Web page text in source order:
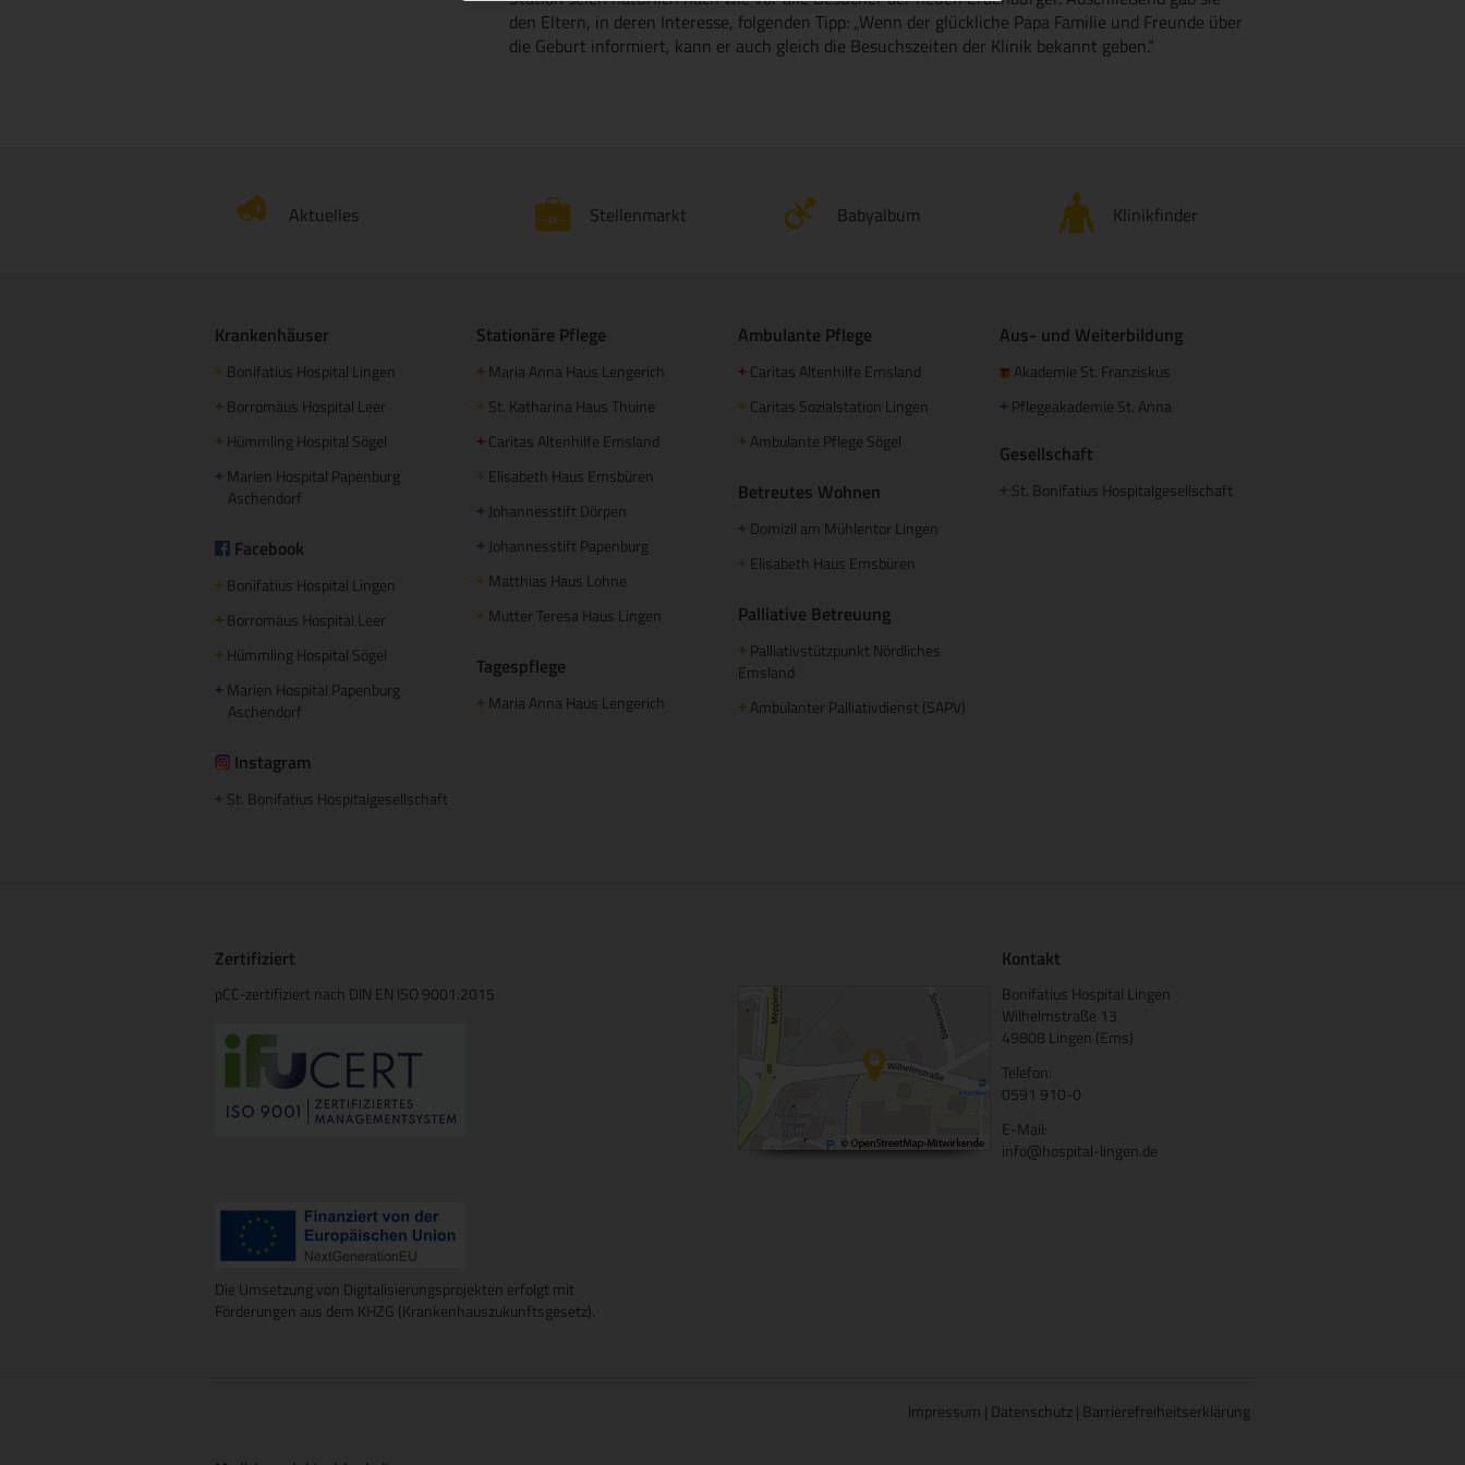
den Eltern, in deren Interesse, folgenden Tipp: „Wenn der glückliche Papa Familie und Freunde über
die Geburt informiert, kann er auch gleich die Besuchszeiten der Klinik bekannt geben.“
Aktuelles Stellenmarkt Babyalbum Klinikfinder
Krankenhäuser
+ Bonifatius Hospital Lingen
+ Borromäus Hospital Leer
+ Hümmling Hospital Sögel
+ Marien Hospital Papenburg
Aschendorf
Facebook
+ Bonifatius Hospital Lingen
+ Borromäus Hospital Leer
+ Hümmling Hospital Sögel
+ Marien Hospital Papenburg
Aschendorf
Instagram
St. Bonifatius Hospitalgesellschaft
Stationäre Pflege
+ Maria Anna Haus Lengerich
+ St. Katharina Haus Thuine
+ Caritas Altenhilfe Emsland
Elisabeth Haus Emsbüren
+ Johannesstift Dörpen
+ Johannesstift Papenburg
+ Matthias Haus Lohne
+ Mutter Teresa Haus Lingen
Tagespflege
+ Maria Anna Haus Lengerich
Ambulante Pflege
+ Caritas Altenhilfe Emsland
+ Caritas Sozialstation Lingen
+ Ambulante Pflege Sögel
Betreutes Wohnen
Domizil am Mühlentor Lingen
Elisabeth Haus Emsbüren
Palliative Betreuung
+ Palliativstützpunkt Nördliches
Emsland
+ Ambulanter Palliativdienst (SAPV)
Aus- und Weiterbildung
Akademie St. Franziskus
+ Pflegeakademie St. Anna
Gesellschaft
St. Bonifatius Hospitalgesellschaft
Zertifiziert
pCC-zertifiziert nach DIN EN ISO 9001:2015
Die Umsetzung von Digitalisierungsprojekten erfolgt mit
Förderungen aus dem KHZG (Krankenhauszukunftsgesetz).
Kontakt
Bonifatius Hospital Lingen
Wilhelmstraße 13
49808 Lingen (Ems)
Telefon:
0591 910-0
E-Mail:
info@hospital-lingen.de
Impressum | Datenschutz| Barrierefreiheitserklärung